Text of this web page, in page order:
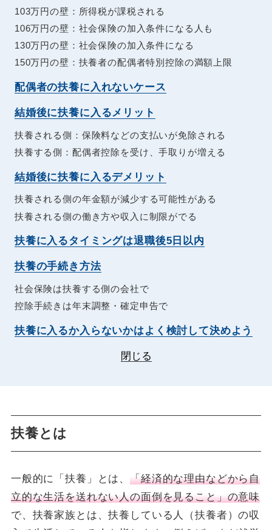
103万円の壁：所得税が課税される
106万円の壁：社会保険の加入条件になる人も
130万円の壁：社会保険の加入条件になる
150万円の壁：扶養者の配偶者特別控除の満額上限
配偶者の扶養に入れないケース
結婚後に扶養に入るメリット
扶養される側：保険料などの支払いが免除される
扶養する側：配偶者控除を受け、手取りが増える
結婚後に扶養に入るデメリット
扶養される側の年金額が減少する可能性がある
扶養される側の働き方や収入に制限がでる
扶養に入るタイミングは退職後5日以内
扶養の手続き方法
社会保険は扶養する側の会社で
控除手続きは年末調整・確定申告で
扶養に入るか入らないかはよく検討して決めよう
閉じる
扶養とは
一般的に「扶養」とは、「経済的な理由などから自
立的な生活を送れない人の面倒を見ること」の意味
で、扶養家族とは、扶養している人（扶養者）の収